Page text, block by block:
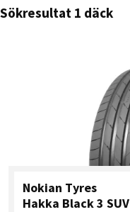
Sökresultat 1 däck
Nokian Tyres
Hakka Black 3 SUV